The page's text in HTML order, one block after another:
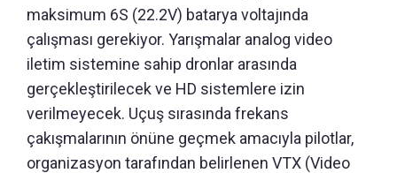
maksimum 6S (22.2V) batarya voltajında
çalışması gerekiyor. Yarışmalar analog video
iletim sistemine sahip dronlar arasında
gerçekleştirilecek ve HD sistemlere izin
verilmeyecek. Uçuş sırasında frekans
çakışmalarının önüne geçmek amacıyla pilotlar,
organizasyon tarafından belirlenen VTX (Video